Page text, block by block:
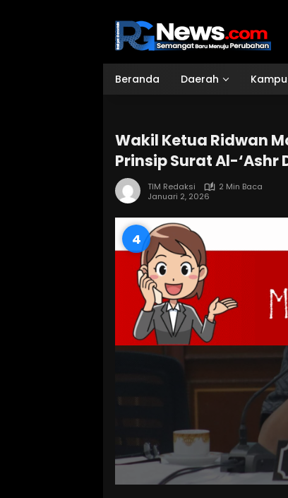
Beranda Daerah
Wakil Ketua Ridwan
Prinsip Surat Al-‘Ashr
TIM Redaksi
2 Min Baca
Januari 2, 2026
3